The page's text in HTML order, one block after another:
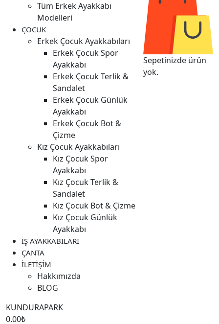
Tüm Erkek Ayakkabı
Modelleri
ÇOCUK
Erkek Çocuk Ayakkabıları
Erkek Çocuk Spor
Ayakkabı
Erkek Çocuk Terlik &
Sandalet
Erkek Çocuk Günlük
Ayakkabı
Erkek Çocuk Bot &
Çizme
Kız Çocuk Ayakkabıları
Kız Çocuk Spor
Ayakkabı
Kız Çocuk Terlik &
Sandalet
Kız Çocuk Bot & Çizme
Kız Çocuk Günlük
Ayakkabı
İŞ AYAKKABILARI
ÇANTA
İLETİŞİM
Hakkımızda
BLOG
Sepetinizde ürün
yok.
KUNDURAPARK
0.00₺